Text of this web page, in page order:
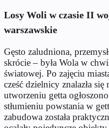
Losy Woli w czasie II
warszawskie
Gęsto zaludniona,
skrócie – była Wola w
światowej. Po zajęciu
cześć dzielnicy znalazła
utworzeniu getta
stłumieniu powstania w
zabudowa została